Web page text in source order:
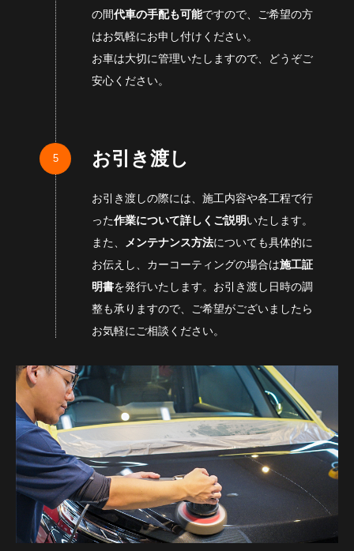
の間代車の手配も可能ですので、ご希望の方
はお気軽にお申し付けください。
お車は大切に管理いたしますので、どうぞご
安心ください。
お引き渡し
お引き渡しの際には、施工内容や各工程で行
った作業について詳しくご説明いたします。
また、
メンテナンス方法についても具体的に
お伝えし、カーコーティングの場合は施工証
明書を発行いたします。お引き渡し日時の調
整も承りますので、ご希望がございましたら
お気軽にご相談ください。